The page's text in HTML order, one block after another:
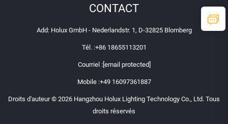
CONTACT
Add: Holux GmbH - Nederlandstr. 1, D-32825 Blomberg
Tél. :+86 18655113201
Courriel :[email protected]
Mobile :+49 16097361887
Droits d'auteur © 2026 Hangzhou Holux Lighting Technology Co., Ltd. Tous
droits réservés